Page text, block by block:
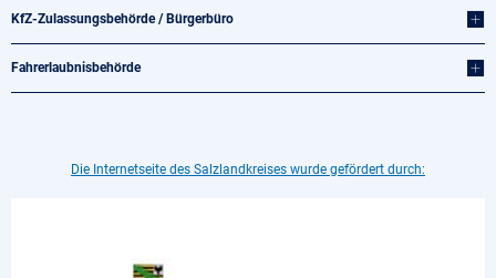
KfZ-Zulassungsbehörde / Bürgerbüro
Fahrerlaubnisbehörde
Die Internetseite des Salzlandkreises wurde gefördert durch: